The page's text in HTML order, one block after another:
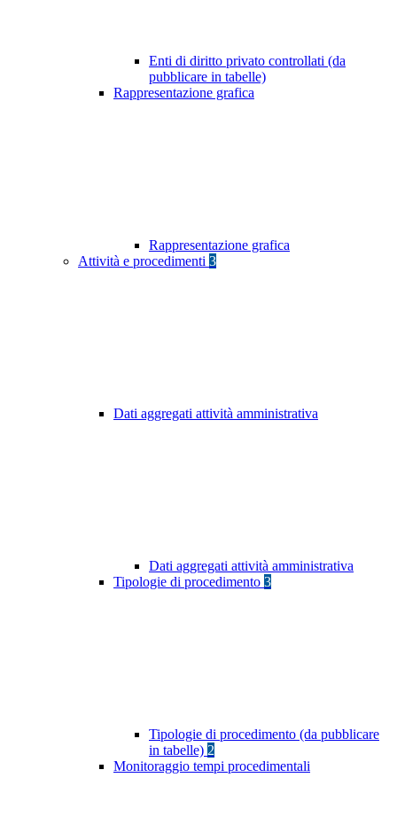
Enti di diritto privato controllati (da
pubblicare in tabelle)
Rappresentazione grafica
Rappresentazione grafica
Attività e procedimenti 3
Dati aggregati attività amministrativa
Dati aggregati attività amministrativa
Tipologie di procedimento 3
Tipologie di procedimento (da pubblicare
in tabelle) 2
Monitoraggio tempi procedimentali